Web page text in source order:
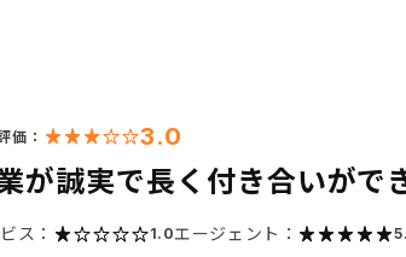
価： 3.0
が誠実で長く付き合いがで
ス： 1.0エージェント：